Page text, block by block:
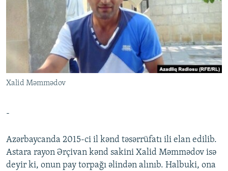
FOTOQALEREYA
İNFOQRAFIKA
KARIKATURA
OXU ZALI
AZƏRBAYCAN ƏDƏBIYYATI KITABXANASI
İSLAM VƏ DEMOKRATIYA
İZ - MƏDƏNIYYƏT PROQRAMI
HAQQIMIZDA
MISSIYAMIZ
PEŞƏ ETIKASI VƏ JURNALISTIKA STANDARTLARIMIZ
MATERIALLARIMIZDAN ISTIFADƏ
AZADLIQRADIOSU MOBIL TELEFONUNUZDA
BIZI IZLƏ
RFE/RL-in bütün saytları
Xalid Məmmədov
-
Azərbaycanda 2015-ci il kənd təsərrüfatı ili elan edilib.
Astara rayon Ərçivan kənd sakini Xalid Məmmədov isə
deyir ki, onun pay torpağı əlindən alınıb. Halbuki, ona